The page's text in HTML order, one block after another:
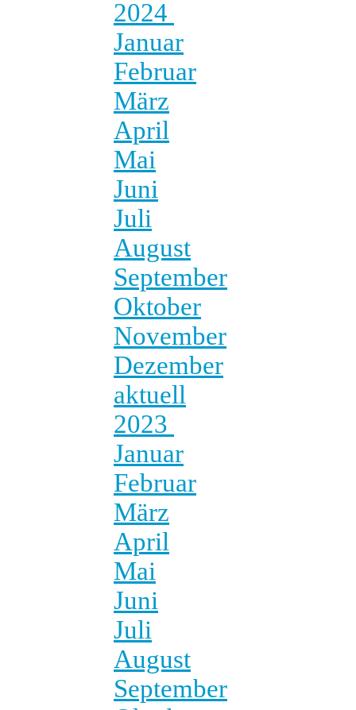
2024
Januar
Februar
März
April
Mai
Juni
Juli
August
September
Oktober
November
Dezember
aktuell
2023
Januar
Februar
März
April
Mai
Juni
Juli
August
September